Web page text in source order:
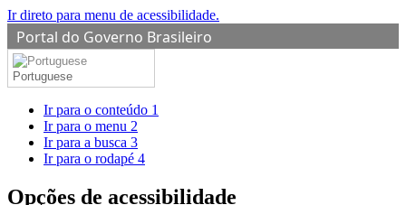
Ir direto para menu de acessibilidade.
Portal do Governo Brasileiro
Portuguese
Ir para o conteúdo 1
Ir para o menu 2
Ir para a busca 3
Ir para o rodapé 4
Opções de acessibilidade